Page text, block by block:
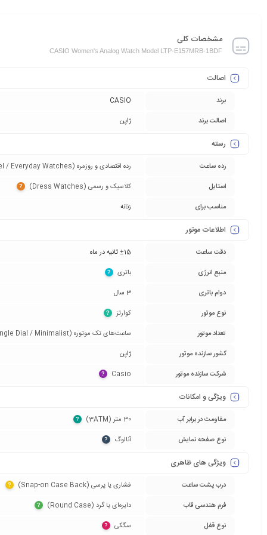
مشخصات کلی
CASIO Women's Analog Watch Model LTP-E157MRB-1BDF
اصالت
برند
CASIO
اصالت برند
ژاپن
رسته
رده ساعت
رده اقتصادی و روزمره (Entry-Level / Everyday Watches)‏
استایل
کلاسیک و رسمی (Dress Watches)‏ ?
مناسب برای زنانه
اطلاعات موتور
دقت ساعت
±15 ثانیه در ماه
منبع انرژی
باتری‏ ?
دوام باتری
3 سال
نوع موتور
کوارتز‏ ?
تعداد موتور
ساعت‌های تک موتوره (Single Dial / Minimalist)‏
کشور سازنده موتور
ژاپن
شرکت سازنده موتور
Casio‏
?
ویژگی و امکانات
مقاومت در برابر آب 30 متر (3ATM)‏ ?
نوع صفحه نمایش آنالوگ‏ ?
ویژگی های ظاهری
درب پشت ساعت فشاری یا پرسی (Snap-on Case Back)‏ ?
فرم هندسی قاب دایره‌ای یا گرد (Round Case)‏ ?
نوع قفل سگکی‏ ?